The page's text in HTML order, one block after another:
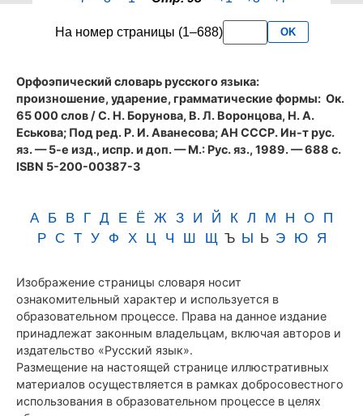
АванесоваНа номер страницы (1–688) OK
Орфоэпический словарь русского языка:
произношение, ударение, грамматические формы: Ок.
65 000 слов / С. Н. Борунова, В. Л. Воронцова, Н. А.
Еськова; Под ред. Р. И. Аванесова; АН СССР. Ин-т рус.
яз. — 5-е изд., испр. и доп. — М.: Рус. яз., 1989. — 688 с.
ISBN 5-200-00387-3
А Б В Г Д Е Ё Ж З И Й К Л М Н О П
Р С Т У Ф Х Ц Ч Ш Щ Ъ Ы Ь Э Ю Я
Изображение страницы словаря носит
ознакомительный характер и используется в
образовательном процессе. Права на данное издание
принадлежат законным владельцам, включая авторов и
издательство «Русский язык».
Размещение на настоящей странице иллюстративных
материалов осуществляется в рамках добросовестного
использования в образовательном процессе в целях